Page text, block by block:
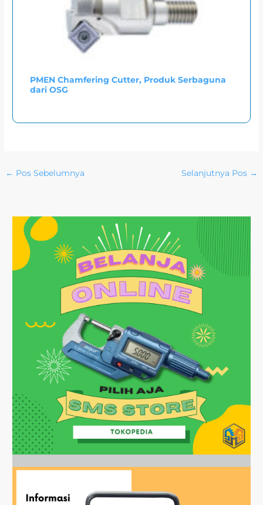
PMEN Chamfering Cutter, Produk Serbaguna
dari OSG
← Pos Sebelumnya Selanjutnya Pos →